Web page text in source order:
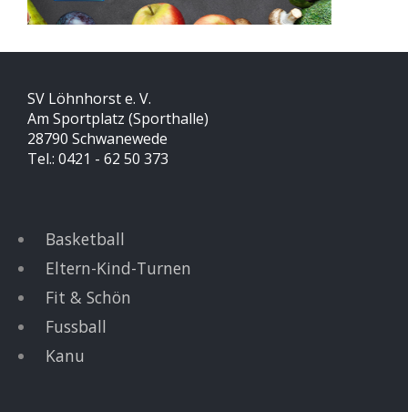
SV Löhnhorst e. V.
Am Sportplatz (Sporthalle)
28790 Schwanewede
Tel.: 0421 - 62 50 373
Basketball
Eltern-Kind-Turnen
Fit & Schön
Fussball
Kanu